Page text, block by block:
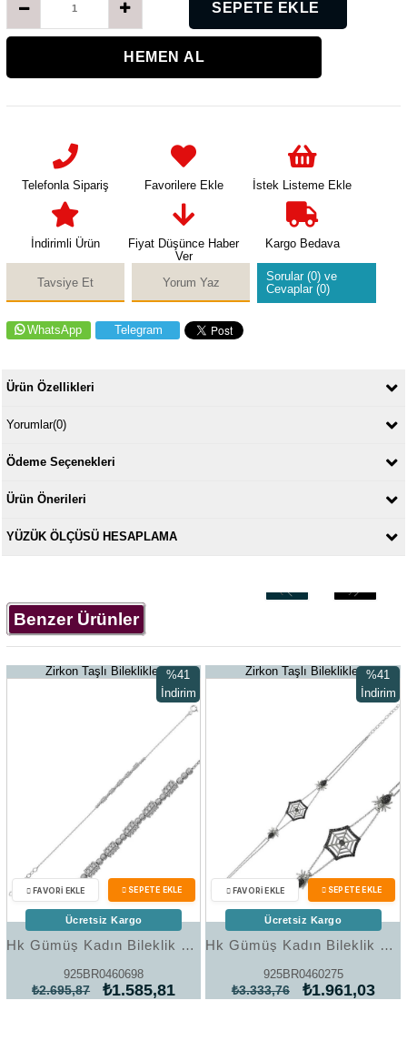
Telefonla Sipariş Favorilere Ekle İstek Listeme Ekle
İndirimli Ürün
Fiyat Düşünce Haber
Ver
Kargo Bedava
Tavsiye Et Yorum Yaz
Sorular (0) ve
Cevaplar (0)
WhatsApp Telegram
Ürün Özellikleri
Yorumlar(0)
Ödeme Seçenekleri
Ürün Önerileri
YÜZÜK ÖLÇÜSÜ HESAPLAMA
Benzer Ürünler
Zirkon Taşlı Bileklikler
Hk Gümüş Kadın Bileklik Beyaz Dorissa |Gümüş Takı Hediyelik Ürünler
925BR0460698
₺1.585,81
₺2.695,87
%41
İndirim
%41İndirim
Ücretsiz Kargo
Zirkon Taşlı Bileklikler
Hk Gümüş Kadın Bileklik Örümcek Ağı |Gümüş Takı Hediyelik Ürünler
925BR0460275
₺1.961,03
₺3.333,76
%41
İndirim
Ücretsiz Kargo
‹ ›